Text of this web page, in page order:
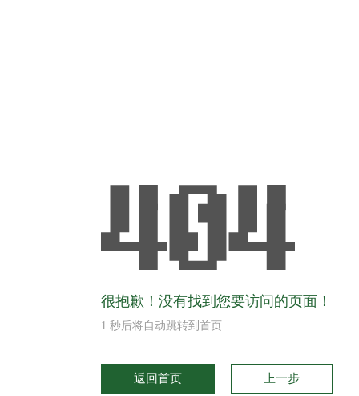
很抱歉！没有找到您要访问的页面！
1 秒后将自动跳转到首页
返回首页 上一步